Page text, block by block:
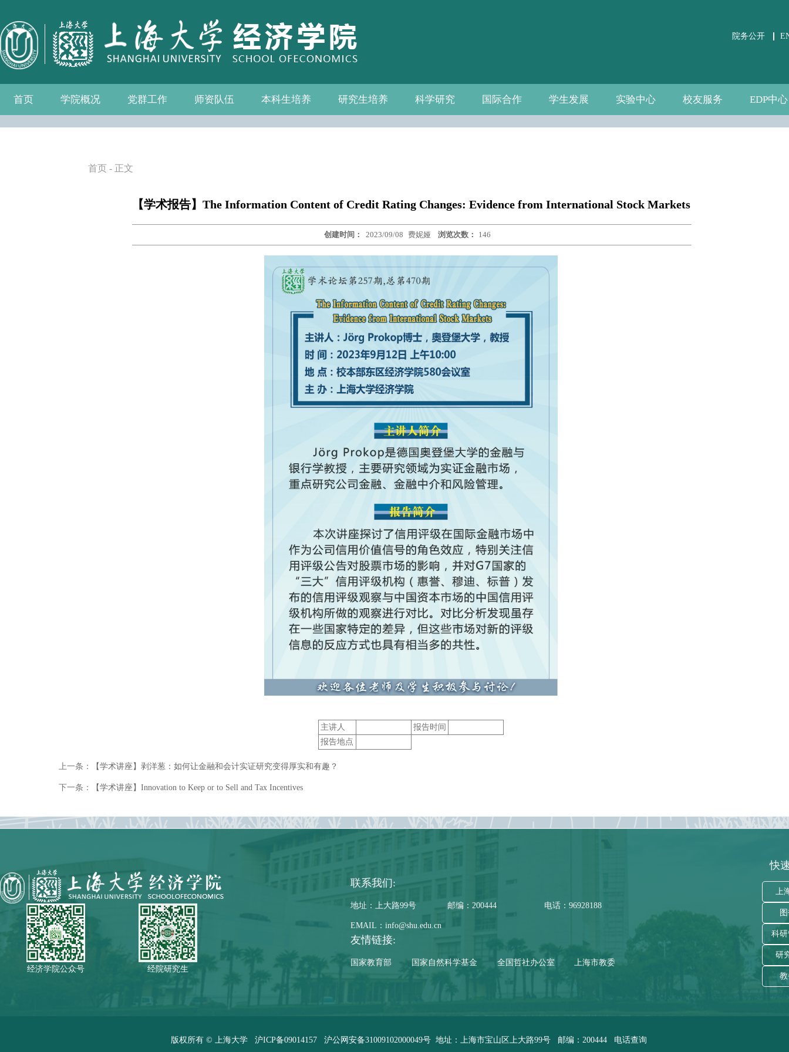
院务公开
首页 学院概况
学院介绍 学院简介
发展历程
历任院长
现任领导
组织机构
学院愿景
党群工作
党务公开
党的建设
群众团体 工会
青联会
妇委会
退管会
学院制度
师资队伍
教师名录 系—中心名录
教授
人事专栏
招聘信息
博士后流动站
本科生培养
教务通知
教学管理
相关下载
教学成果
研究生培养
教务通知
培养方案
相关下载
科学研究
科研通知
科研新闻
学术活动
国际合作
国际交流
合作机构
联系我们
学生发展
学生事务
党团建设
课外培养
职业发展
实验中心
关于实验中心
通知公告
规章制度
数据资源
虚仿实验平台
自建资源
公共微观数据
相关文件下载
校友服务
分会介绍
校友活动
校友风采
EDP中心
中心介绍
新闻通告
师资团队
联系我们
首页 - 正文
【学术报告】The Information Content of Credit Rating Changes: Evidence from International Stock Markets
创建时间： 2023/09/08 费妮娅 浏览次数： 146
主讲人
报告时间
报告地点
上一条： 【学术讲座】剥洋葱：如何让金融和会计实证研究变得厚实和有趣？
下一条： 【学术讲座】Innovation to Keep or to Sell and Tax Incentives
经济学院公众号 经院研究生
联系我们:
地址：上大路99号 邮编：200444 电话：96928188
EMAIL：info@shu.edu.cn
友情链接:
国家教育部 国家自然科学基金 全国哲社办公室 上海市教委
快
上
科
研
版权所有 © 上海大学 沪ICP备09014157 沪公网安备31009102000049号地址：上海市宝山区上大路99号 邮编：200444 电话查询